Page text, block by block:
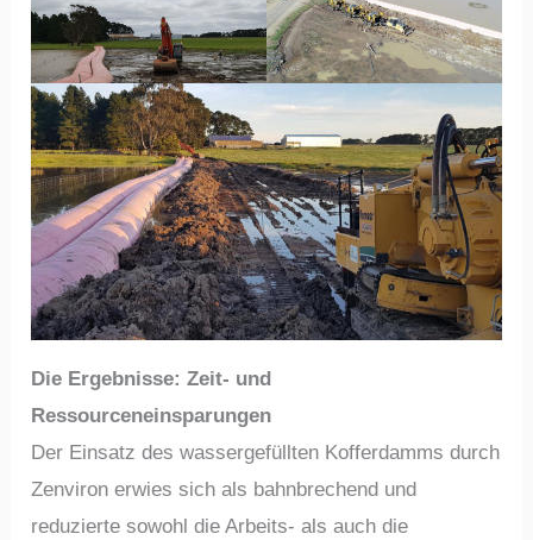
Die Ergebnisse: Zeit- und
Ressourceneinsparungen
Der Einsatz des wassergefüllten Kofferdamms durch
Zenviron erwies sich als bahnbrechend und
reduzierte sowohl die Arbeits- als auch die